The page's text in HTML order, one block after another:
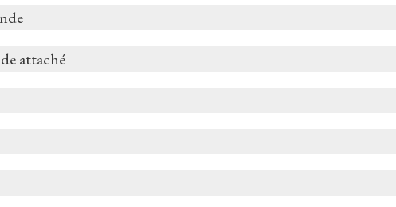
attaché